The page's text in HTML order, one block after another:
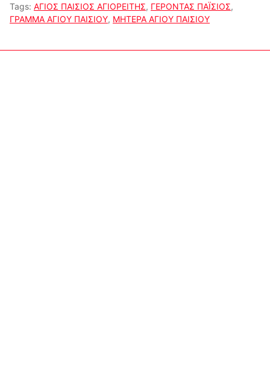
Tags: ΑΓΙΟΣ ΠΑΙΣΙΟΣ ΑΓΙΟΡΕΙΤΗΣ, ΓΕΡΟΝΤΑΣ ΠΑΪΣΙΟΣ,
ΓΡΑΜΜΑ ΑΓΙΟΥ ΠΑΙΣΙΟΥ, ΜΗΤΕΡΑ ΑΓΙΟΥ ΠΑΙΣΙΟΥ